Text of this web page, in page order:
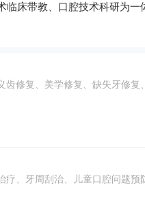
床带教、口腔技术科研为一
修复、美学修复、缺失牙修复
、牙周刮治、儿童口腔问题预